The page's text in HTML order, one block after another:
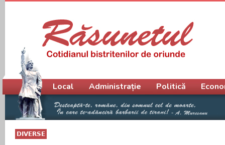
DIVERSE
Meniu principal
Local Administrație Politică